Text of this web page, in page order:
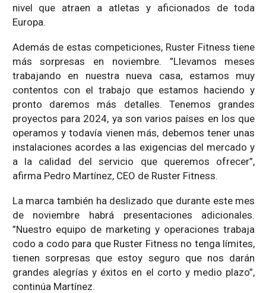
nivel que atraen a atletas y aficionados de toda
Europa.
Además de estas competiciones, Ruster Fitness tiene
más sorpresas en noviembre. ”Llevamos meses
trabajando en nuestra nueva casa, estamos muy
contentos con el trabajo que estamos haciendo y
pronto daremos más detalles. Tenemos grandes
proyectos para 2024, ya son varios países en los que
operamos y todavía vienen más, debemos tener unas
instalaciones acordes a las exigencias del mercado y
a la calidad del servicio que queremos ofrecer”,
afirma Pedro Martínez, CEO de Ruster Fitness.
La marca también ha deslizado que durante este mes
de noviembre habrá presentaciones adicionales.
”Nuestro equipo de marketing y operaciones trabaja
codo a codo para que Ruster Fitness no tenga límites,
tienen sorpresas que estoy seguro que nos darán
grandes alegrías y éxitos en el corto y medio plazo”,
continúa Martínez.